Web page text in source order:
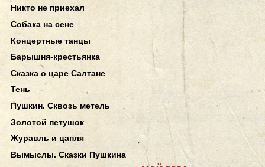
Никто не приехал
Собака на сене
Концертные танцы
Барышня-крестьянка
Сказка о царе Салтане
Тень
Пушкин. Сквозь метель
Золотой петушок
Журавль и цапля
Вымыслы. Сказки Пушкина